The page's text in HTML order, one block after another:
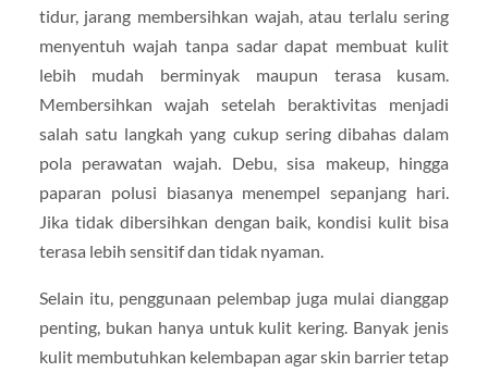
tidur, jarang membersihkan wajah, atau terlalu sering
menyentuh wajah tanpa sadar dapat membuat kulit
lebih mudah berminyak maupun terasa kusam.
Membersihkan wajah setelah beraktivitas menjadi
salah satu langkah yang cukup sering dibahas dalam
pola perawatan wajah. Debu, sisa makeup, hingga
paparan polusi biasanya menempel sepanjang hari.
Jika tidak dibersihkan dengan baik, kondisi kulit bisa
terasa lebih sensitif dan tidak nyaman.
Selain itu, penggunaan pelembap juga mulai dianggap
penting, bukan hanya untuk kulit kering. Banyak jenis
kulit membutuhkan kelembapan agar skin barrier tetap